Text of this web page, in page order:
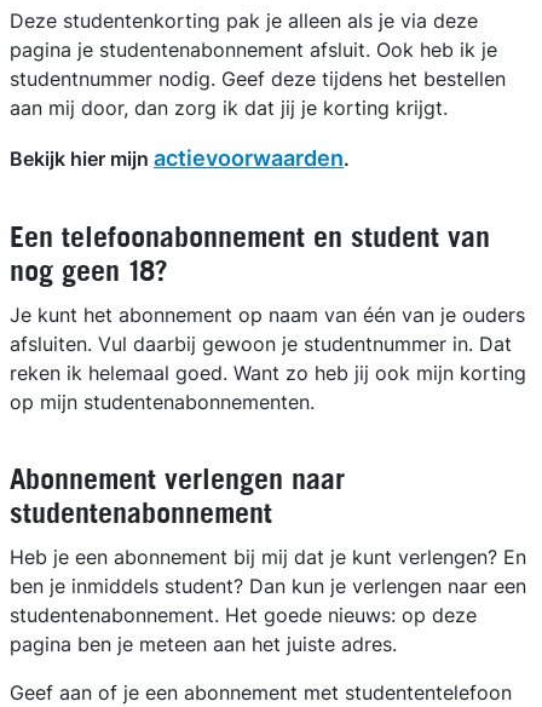
Deze studentenkorting pak je alleen als je via deze
pagina je studentenabonnement afsluit. Ook heb ik je
studentnummer nodig. Geef deze tijdens het bestellen
aan mij door, dan zorg ik dat jij je korting krijgt.
Bekijk hier mijn actievoorwaarden.
Een telefoonabonnement en student van
nog geen 18?
Je kunt het abonnement op naam van één van je ouders
afsluiten. Vul daarbij gewoon je studentnummer in. Dat
reken ik helemaal goed. Want zo heb jij ook mijn korting
op mijn studentenabonnementen.
Abonnement verlengen naar
studentenabonnement
Heb je een abonnement bij mij dat je kunt verlengen? En
ben je inmiddels student? Dan kun je verlengen naar een
studentenabonnement. Het goede nieuws: op deze
pagina ben je meteen aan het juiste adres.
Geef aan of je een abonnement met studententelefoon